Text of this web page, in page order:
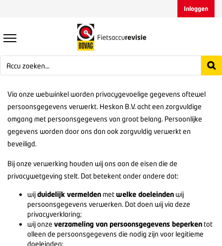
Inloggen
Via onze webwinkel worden privacygevoelige gegevens oftewel
persoonsgegevens verwerkt. Heskon B.V. acht een zorgvuldige
omgang met persoonsgegevens van groot belang. Persoonlijke
gegevens worden door ons dan ook zorgvuldig verwerkt en
beveiligd.
Bij onze verwerking houden wij ons aan de eisen die de
privacywetgeving stelt. Dat betekent onder andere dat:
wijduidelijk vermelden metwelke doeleinden wij
persoonsgegevens verwerken. Dat doen wij via deze
privacyverklaring;
wij onze verzameling van persoonsgegevens beperken tot
alleen de persoonsgegevens die nodig zijn voor legitieme
doeleinden;